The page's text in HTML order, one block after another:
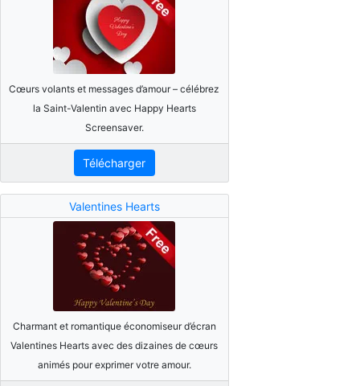
Cœurs volants et messages d’amour – célébrez
la Saint-Valentin avec Happy Hearts
Screensaver.
Télécharger
Valentines Hearts
Charmant et romantique économiseur d’écran
Valentines Hearts avec des dizaines de cœurs
animés pour exprimer votre amour.